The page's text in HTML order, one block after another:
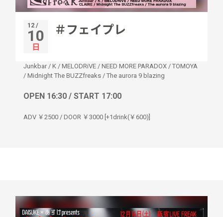
12 /
10
日
＃フェイプレ
Junkbar / K / MELODRiVE / NEED MORE PARADOX / TOMOYA
/ Midnight The BUZZfreaks / The aurora 9 blazing
OPEN 16:30 / START 17:00
ADV ￥2500 / DOOR ￥3000 [+1drink(￥600)]